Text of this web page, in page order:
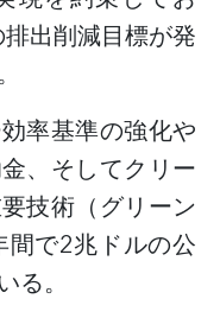
出削減目標が発
率基準の強化や
、そしてクリー
技術（グリーン
間で2兆ドルの公
。